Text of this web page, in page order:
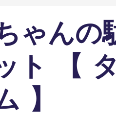
ゃんの
ト 【
】